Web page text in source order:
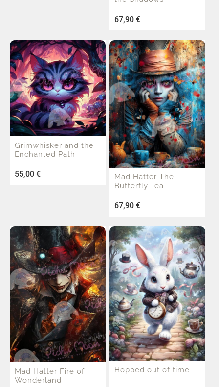
67,90 €
Grimwhisker and the
Enchanted Path
55,00 €
Mad Hatter The
Butterfly Tea
67,90 €
Mad Hatter Fire of
Wonderland
Hopped out of time